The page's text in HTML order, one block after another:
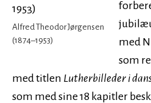
Alfred Theodor Jørgensen
(1874–1953)
med
som
med titlen Lutherbilleder i
som med sine 18 kapitler